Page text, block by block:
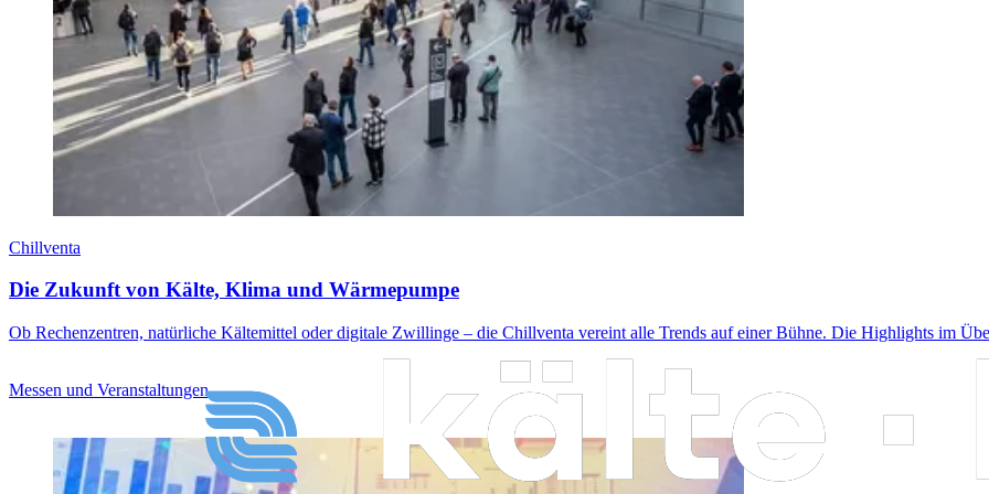
Chillventa
Die Zukunft von Kälte, Klima und Wärmepumpe
Ob Rechenzentren, natürliche Kältemittel oder digitale Zwillinge – die Chillventa vereint alle Trends auf einer Bühne. Die Highlights im
Messen und Veranstaltungen